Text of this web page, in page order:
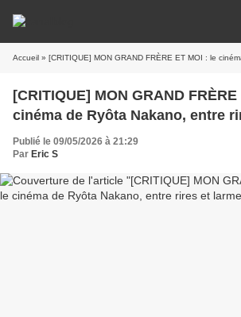
Accueil » [CRITIQUE] MON GRAND FRÈRE ET MOI : le cinéma de
[CRITIQUE] MON GRAND
cinéma de Ryôta Nakano, entre
Publié le 09/05/2026 à 21:29
Par Eric S